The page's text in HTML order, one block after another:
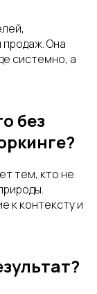
продаж. Она
системно, а
без
тем, кто не
к контексту и